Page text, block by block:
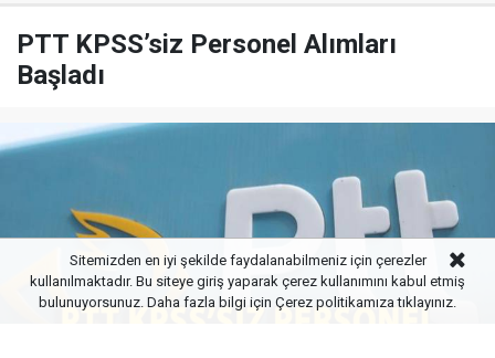
PTT KPSS’siz Personel Alımları
Başladı
Sitemizden en iyi şekilde faydalanabilmeniz için çerezler
kullanılmaktadır. Bu siteye giriş yaparak çerez kullanımını kabul etmiş
bulunuyorsunuz. Daha fazla bilgi için Çerez politikamızatıklayınız.